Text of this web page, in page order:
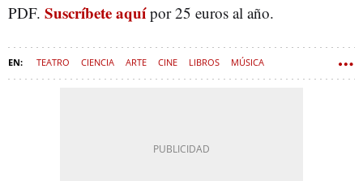
PDF. Suscríbete aquípor 25 euros al año.
TEATRO CIENCIA ARTE CINE LIBROS MÚSICA